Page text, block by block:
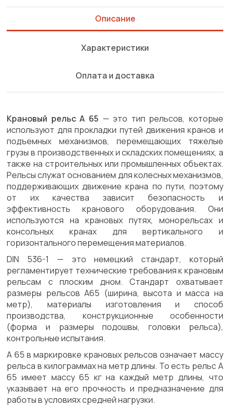
Описание
Характеристики
Оплата и доставка
Крановый рельс А 65 — это тип рельсов, которые
используют для прокладки путей движения кранов и
подъемных механизмов, перемещающих тяжелые
грузы в производственных и складских помещениях, а
также на строительных или промышленных объектах.
Рельсы служат основанием для колесных механизмов,
поддерживающих движение крана по пути, поэтому
от их качества зависит безопасность и
эффективность кранового оборудования. Они
используются на крановых путях, монорельсах и
консольных кранах для вертикального и
горизонтального перемещения материалов.
DIN 536-1 — это немецкий стандарт, который
регламентирует технические требования к крановым
рельсам с плоским дном. Стандарт охватывает
размеры рельсов А65 (ширина, высота и масса на
метр), материалы изготовления и способ
производства, конструкционные особенности
(форма и размеры подошвы, головки рельса),
контрольные испытания.
А 65 в маркировке крановых рельсов означает массу
рельса в килограммах на метр длины. То есть рельс А
65 имеет массу 65 кг на каждый метр длины, что
указывает на его прочность и предназначение для
работы в условиях средней нагрузки.